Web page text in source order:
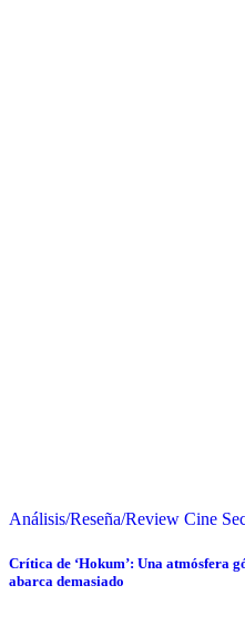
Análisis/Reseña/Review Cine
Crítica de ‘Hokum’: Una atmósfera
abarca demasiado